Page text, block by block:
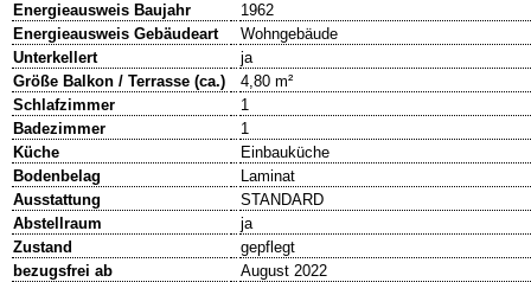
Energieausweis Baujahr
1962
Energieausweis Gebäudeart
Wohngebäude
Unterkellert
ja
Größe Balkon / Terrasse (ca.)
4,80 m²
Schlafzimmer
1
Badezimmer
1
Küche
Einbauküche
Bodenbelag
Laminat
Ausstattung
STANDARD
Abstellraum
ja
Zustand
gepflegt
bezugsfrei ab
August 2022